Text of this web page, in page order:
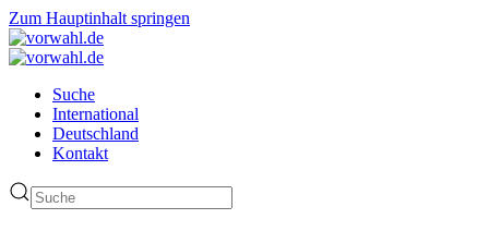
Zum Hauptinhalt springen
Suche
International
Deutschland
Kontakt